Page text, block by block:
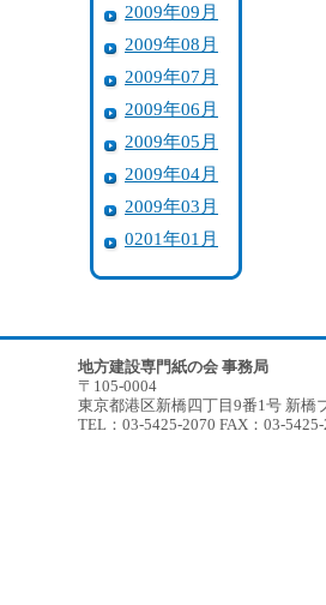
2009年09月
2009年08月
2009年07月
2009年06月
2009年05月
2009年04月
2009年03月
0201年01月
地方建設専門紙の会 事務局
〒105-0004
東京都港区新橋四丁目9番1号 新橋
TEL：03-5425-2070 FAX：03-5425-